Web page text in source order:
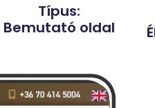
Típus:
Bemutató oldal